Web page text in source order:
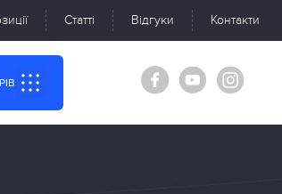
Статті Відгуки Контакти